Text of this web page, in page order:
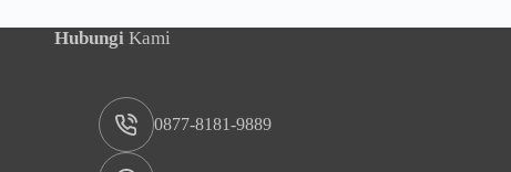
HubungiKami
0877-8181-9889